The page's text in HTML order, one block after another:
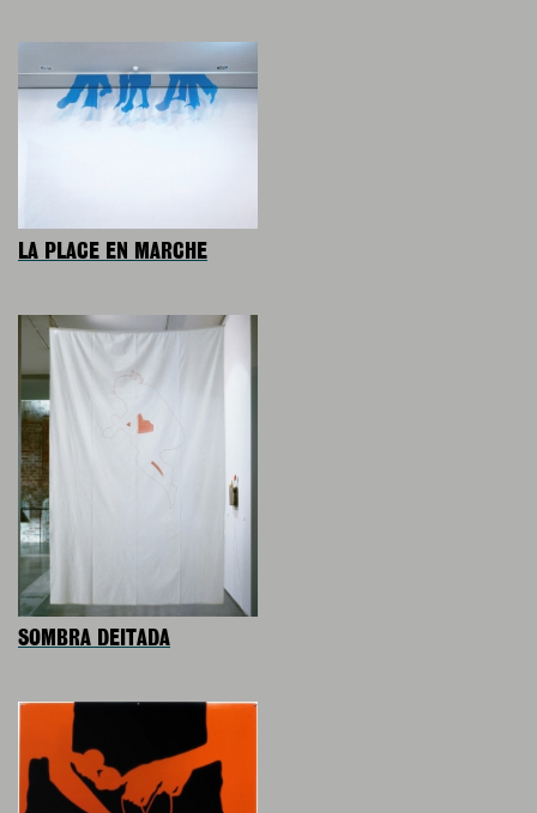
LA PLACE EN MARCHE
SOMBRA DEITADA